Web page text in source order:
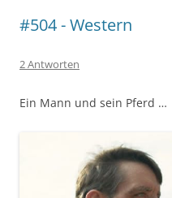
#504 - Western
2 Antworten
Ein Mann und sein Pferd …